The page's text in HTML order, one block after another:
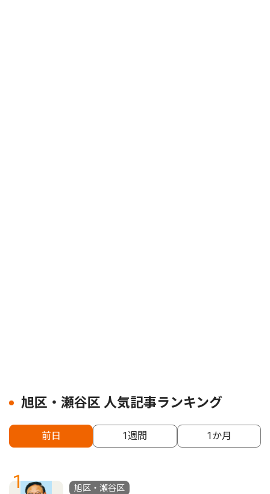
旭区・瀬谷区 人気記事ランキング
前日 1週間 1か月
1
旭区・瀬谷区